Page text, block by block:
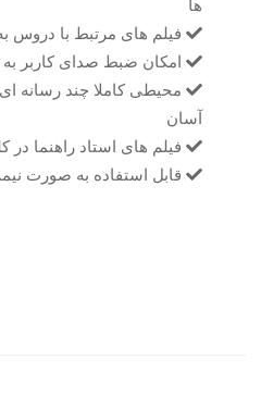
ها
فیلم های مرتبط با دروس
امکان ضبط صدای کاربر
محیطی کاملا چند رسانه
آسان
فیلم های استاد راهنما
قابل استفاده به صورت